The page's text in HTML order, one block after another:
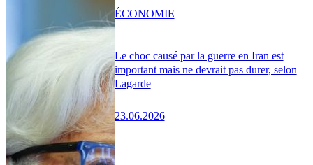
Le choc causé par la guerre en Iran est
important mais ne devrait pas durer, selon
Lagarde
23.06.2026
ÉCONOMIE